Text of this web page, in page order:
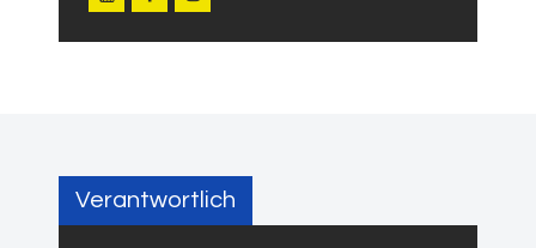
Verantwortlich